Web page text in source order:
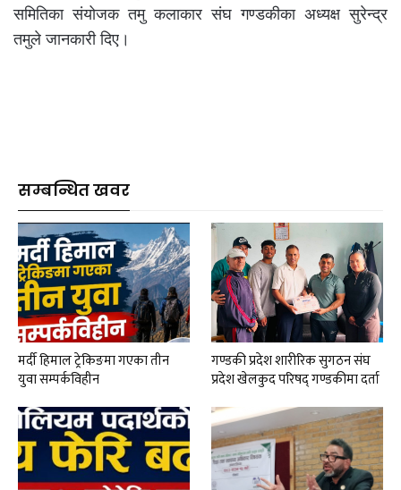
समितिका संयोजक तमु कलाकार संघ गण्डकीका अध्यक्ष सुरेन्द्र
तमुले जानकारी दिए।
सम्बन्धित खवर
मर्दी हिमाल ट्रेकिङमा गएका तीन
युवा सम्पर्कविहीन
गण्डकी प्रदेश शारीरिक सुगठन संघ
प्रदेश खेलकुद परिषद् गण्डकीमा दर्ता